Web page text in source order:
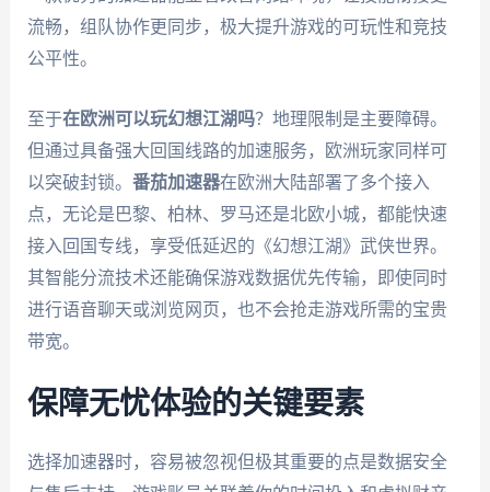
流畅，组队协作更同步，极大提升游戏的可玩性和竞技
公平性。
至于在欧洲可以玩幻想江湖吗？地理限制是主要障碍。
但通过具备强大回国线路的加速服务，欧洲玩家同样可
以突破封锁。 番茄加速器在欧洲大陆部署了多个接入
点，无论是巴黎、柏林、罗马还是北欧小城，都能快速
接入回国专线，享受低延迟的《幻想江湖》武侠世界。
其智能分流技术还能确保游戏数据优先传输，即使同时
进行语音聊天或浏览网页，也不会抢走游戏所需的宝贵
带宽。
保障无忧体验的关键要素
选择加速器时，容易被忽视但极其重要的点是数据安全